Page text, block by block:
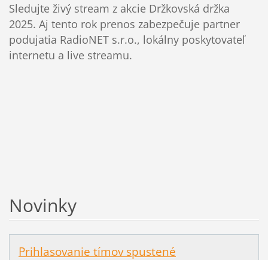
Sledujte živý stream z akcie Držkovská držka
2025. Aj tento rok prenos zabezpečuje partner
podujatia RadioNET s.r.o., lokálny poskytovateľ
internetu a live streamu.
Novinky
Prihlasovanie tímov spustené